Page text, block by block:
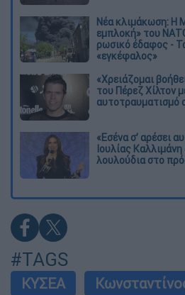
Νέα κλιμάκωση: Η
εμπλοκή» του
ρωσικό έδαφος -
«εγκέφαλος»
«Χρειάζομαι
του Πέρεζ Χίλτον
αυτοτραυματισμό
«Εσένα σ’ αρέσει
Ιουλίας
λουλούδια στο
#TAGS
ΚΥΣΕΑ